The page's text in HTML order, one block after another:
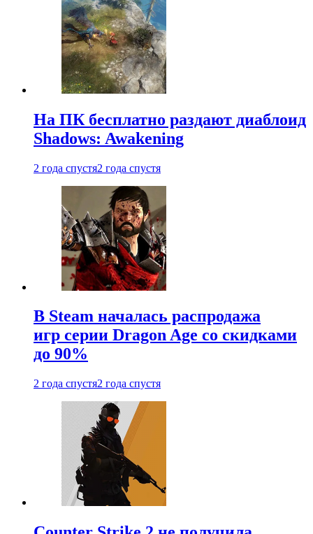
На ПК бесплатно раздают диаблоид
Shadows: Awakening
2 года спустя2 года спустя
В Steam началась распродажа
игр серии Dragon Age со скидками
до 90%
2 года спустя2 года спустя